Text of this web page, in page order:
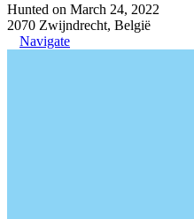
Hunted on March 24, 2022
2070 Zwijndrecht, België
Navigate